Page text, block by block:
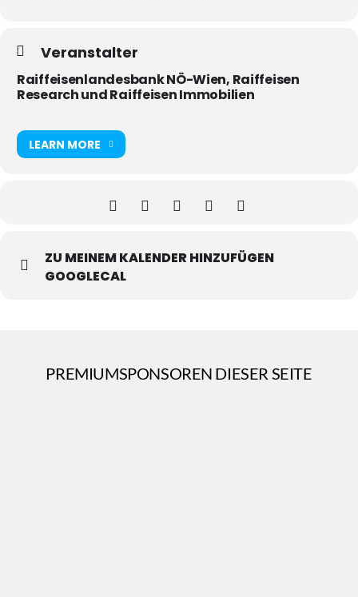
Veranstalter
Raiffeisenlandesbank NÖ-Wien, Raiffeisen
Research und Raiffeisen Immobilien
LEARN MORE
ZU MEINEM KALENDER HINZUFÜGEN
GOOGLECAL
PREMIUMSPONSOREN DIESER SEITE